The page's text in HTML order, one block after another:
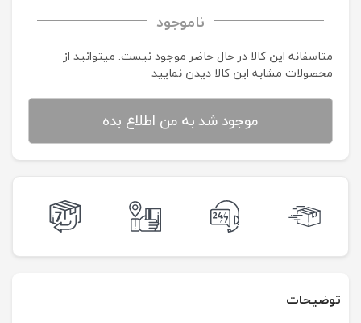
ناموجود
متاسفانه این کالا در حال حاضر موجود نیست. می‍توانید از
محصولات مشابه این کالا دیدن نمایید
موجود شد به من اطلاع بده
توضیحات